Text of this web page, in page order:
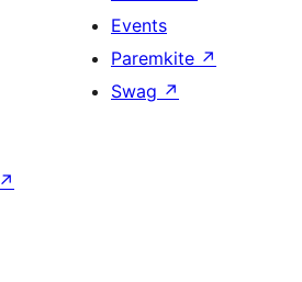
Events
Paremkite ↗
Swag ↗
↗